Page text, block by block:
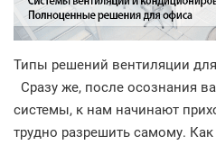
Типы решений вентиляции
Сразу же, после осознания
системы, к нам начинают
трудно разрешить самому.